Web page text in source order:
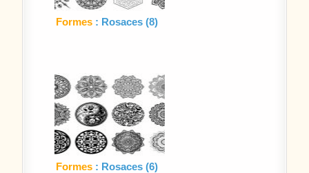
Formes : Rosaces (8)
Formes : Rosaces (6)